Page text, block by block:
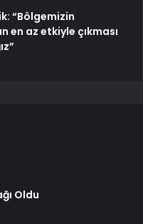
“Bölgemizin
en az etkiyle çıkması
Oldu